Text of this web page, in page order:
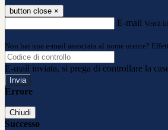
button close ×
E-mail Verrà
Non hai una e-mail associata al nome utente?
E-mail inviata, si prega di controllare la
Errore
Chiudi
Successo